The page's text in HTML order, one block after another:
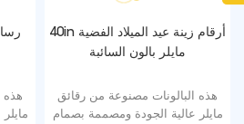
هذه
40in أرقام زينة عيد الميلاد الفضية
مايلر بالون السائبة
هذه البالونات مصنوعة من رقائق
مايلر عالية الجودة ومصممة بصمام